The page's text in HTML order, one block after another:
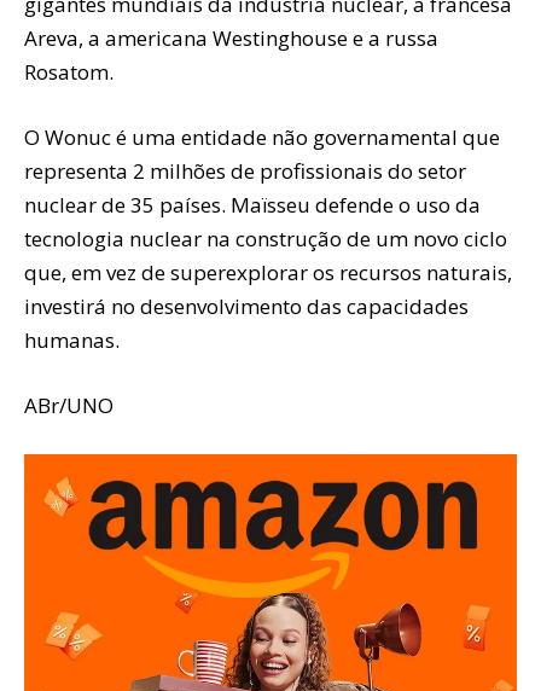
Areva, a americana Westinghouse e a russa
Rosatom.
O Wonuc é uma entidade não governamental que
representa 2 milhões de profissionais do setor
nuclear de 35 países. Maïsseu defende o uso da
tecnologia nuclear na construção de um novo ciclo
que, em vez de superexplorar os recursos naturais,
investirá no desenvolvimento das capacidades
humanas.
ABr/UNO